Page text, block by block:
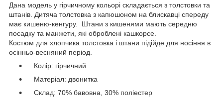
Дана модель у гірчичному кольорі складається з толстовки та
штанів. Дитяча толстовка з капюшоном на блискавці спереду
має кишеню-кенгуру. Штани з кишенями мають середню
посадку та манжети, які оброблені кашкорсе.
Костюм для хлопчика толстовка і штани підійде для носіння в
осінньо-весняний період.
Колір: гірчичний
Матеріал: двонитка
Склад: 70% бавовна, 30% поліестер